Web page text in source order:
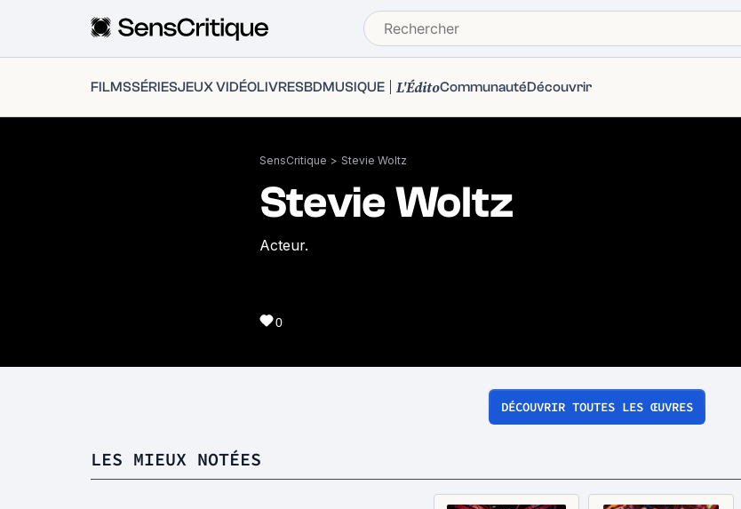
FILMSSÉRIESJEUX VIDÉOLIVRESBDMUSIQUE L'ÉditoCommunautéDécouvrir
SensCritique > Stevie Woltz
Stevie Woltz
Acteur.
0
DÉCOUVRIR TOUTES LES ŒUVRES
LES MIEUX NOTÉES